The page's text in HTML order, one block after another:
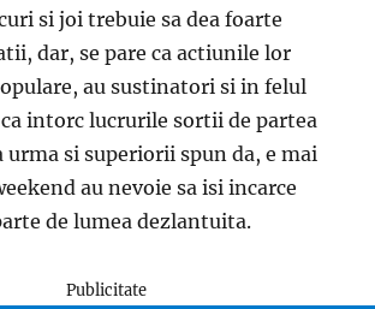
si joi trebuie sa dea foarte
dar, se pare ca actiunile lor
au sustinatori si in felul
ca intorc lucrurile sortii de partea
urma si superiorii spun da, e mai
au nevoie sa isi incarce
de lumea dezlantuita.
Publicitate